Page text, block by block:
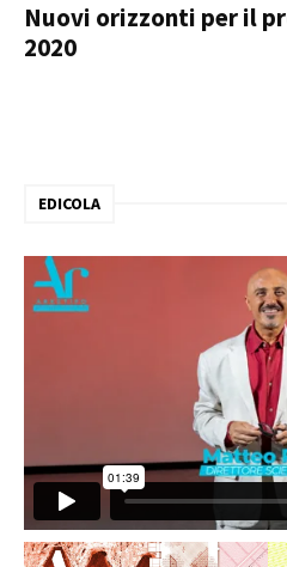
Nuovi orizzonti per il
2020
EDICOLA